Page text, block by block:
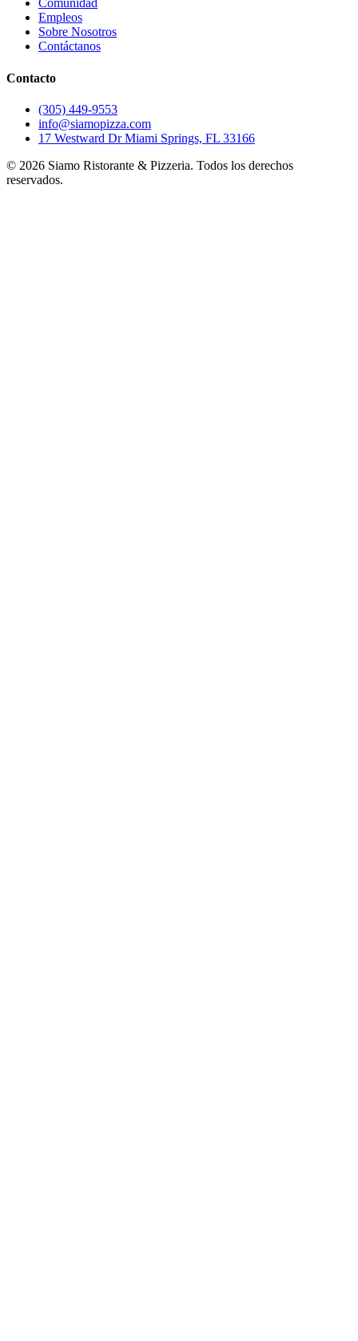
Comunidad
Empleos
Sobre Nosotros
Contáctanos
Contacto
(305) 449-9553
info@siamopizza.com
17 Westward Dr Miami Springs, FL 33166
© 2026 Siamo Ristorante & Pizzeria. Todos los derechos
reservados.